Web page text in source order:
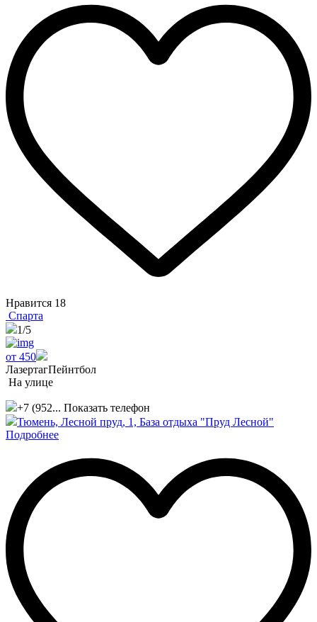
Нравится 18
Спарта
1/5
от 450
ЛазертагПейнтбол
На улице
+7 (952... Показать телефон
Тюмень, Лесной пруд, 1, База отдыха "Пруд Лесной"
Подробнее